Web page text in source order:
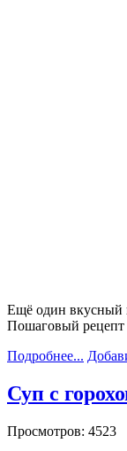
Ещё один вкусный
Пошаговый рецепт
Подробнее...
Суп с
Просмотров: 4523